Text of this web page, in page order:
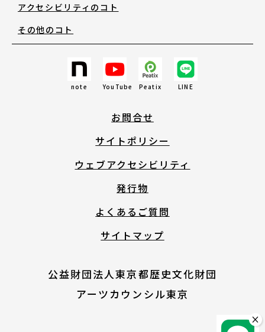
MESSAGE
やさしい日本語
アートノトについて
アクセシビリティのコト
その他のコト
note YouTube Peatix LINE
お問合せ
サイトポリシー
ウェブアクセシビリティ
発行物
よくあるご質問
サイトマップ
公益財団法人東京都歴史文化財団
アーツカウンシル東京
×